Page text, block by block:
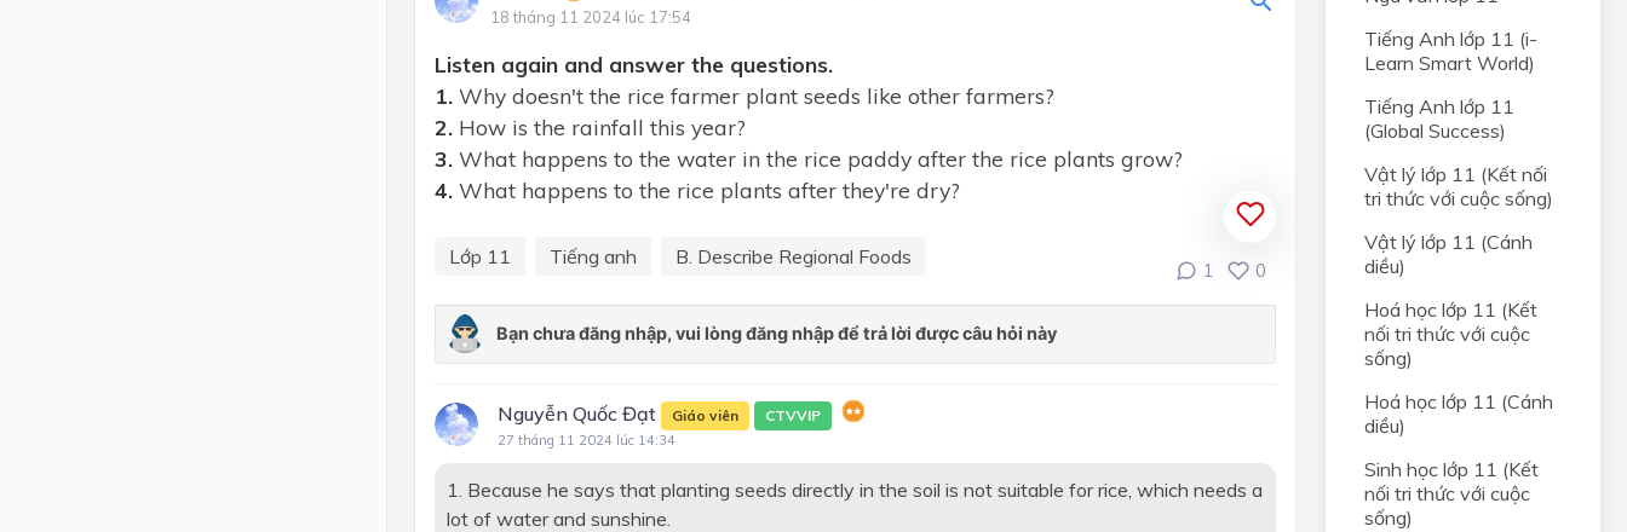
Unit 8: Becoming independent
Review 3
Unit 9: Social issues
Unit I: Introduction
Unit 2: Leisure time
Unit 4: Home
18 tháng 11 2024 lúc 17:54
Listen again and answer the questions.
1. Why doesn't the rice farmer plant seeds like other farmers?
2. How is the rainfall this year?
3. What happens to the water in the rice paddy after the rice plants grow?
4. What happens to the rice plants after they're dry?
Lớp 11 Tiếng anh B. Describe Regional Foods
1 0
Nguyễn Quốc Đạt Giáo viên CTVVIP
27 tháng 11 2024 lúc 14:34
1. Because he says that planting seeds directly in the soil is not suitable for rice, which needs a
lot of water and sunshine.
Tiếng Anh lớp 11 (i-
Learn Smart World)
Tiếng Anh lớp 11
(Global Success)
Vật lý lớp 11 (Kết nối
tri thức với cuộc sống)
Vật lý lớp 11 (Cánh
diều)
Hoá học lớp 11 (Kết
nối tri thức với cuộc
sống)
Hoá học lớp 11 (Cánh
diều)
Sinh học lớp 11 (Kết
nối tri thức với cuộc
sống)